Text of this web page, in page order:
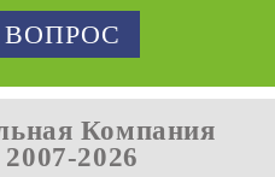
ВОПРОС
Компания
2026